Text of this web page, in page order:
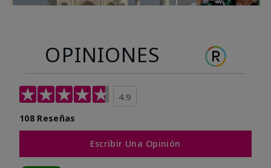
OPINIONES
4.9
108 Reseñas
Escribir Una Opinión